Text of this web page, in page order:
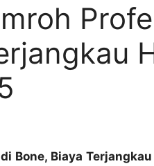
Bone, Biaya